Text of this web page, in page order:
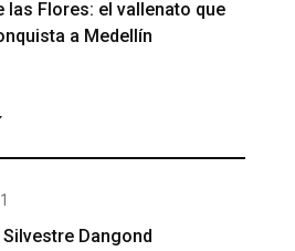
las Flores: el vallenato que
a Medellín
Dangond